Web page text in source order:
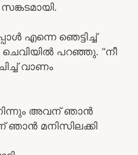
എന്നെ ഞെട്ടിച്ച്
പറഞ്ഞു. “നീ
വാണം
അവന് ഞാൻ
മനിസിലക്കി